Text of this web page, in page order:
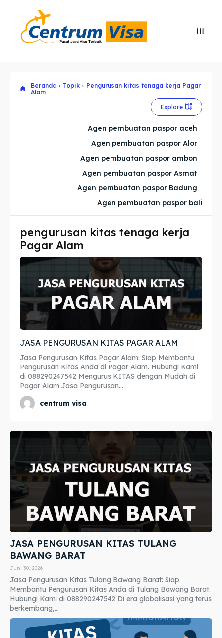
Cari
Cari
Explore our destinations
Imta
Legalisir
Apostille
Penerjemah
Asuransi
Explore our destinations
Imta
Legalisir
Apostille
Penerjemah
Asuransi
Beranda Topik
Pengurusan kitas tenaga kerja Pagar
Alam
Explore
Agen pembuatan paspor aceh
Agen pembuatan paspor Alor
Agen pembuatan paspor ambon
Agen pembuatan paspor Asmat
Agen pembuatan paspor Badung
Agen pembuatan paspor bali
pengurusan kitas tenaga kerja
Pagar Alam
JASA PENGURUSAN KITAS PAGAR ALAM
Jasa Pengurusan Kitas Pagar Alam: Siap Membantu
Pengurusan Kitas Anda di Pagar Alam. Hubungi Kami
di 088290247542 Mengurus KITAS dengan Mudah di
Pagar Alam Jasa Pengurusan...
centrum visa
JASA PENGURUSAN KITAS TULANG
BAWANG BARAT
Juni 30, 2026
Jasa Pengurusan Kitas Tulang Bawang Barat: Siap
Membantu Pengurusan Kitas Anda di Tulang Bawang Barat.
Hubungi Kami di 088290247542 Di era globalisasi yang terus
berkembang,...